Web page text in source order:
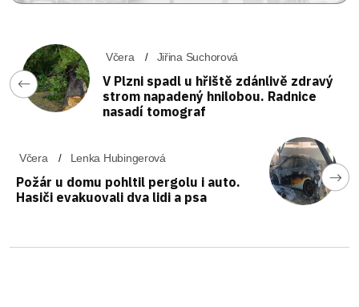
Včera Jiřina Suchorová
V Plzni spadl u hřiště zdánlivě zdravý
strom napadený hnilobou. Radnice
nasadí tomograf
Včera Lenka Hubingerová
Požár u domu pohltil pergolu i auto.
Hasiči evakuovali dva lidi a psa